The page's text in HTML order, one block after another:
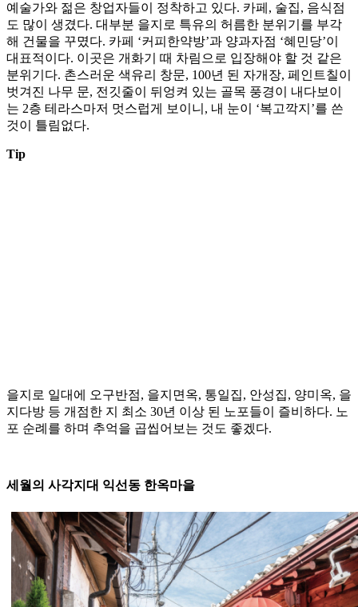
예술가와 젊은 창업자들이 정착하고 있다. 카페, 술집, 음식점
도 많이 생겼다. 대부분 을지로 특유의 허름한 분위기를 부각
해 건물을 꾸몄다. 카페 ‘커피한약방’과 양과자점 ‘혜민당’이
대표적이다. 이곳은 개화기 때 차림으로 입장해야 할 것 같은
분위기다. 촌스러운 색유리 창문, 100년 된 자개장, 페인트칠이
벗겨진 나무 문, 전깃줄이 뒤엉켜 있는 골목 풍경이 내다보이
는 2층 테라스마저 멋스럽게 보이니, 내 눈이 ‘복고깍지’를 쓴
것이 틀림없다.
Tip
을지로 일대에 오구반점, 을지면옥, 통일집, 안성집, 양미옥, 을
지다방 등 개점한 지 최소 30년 이상 된 노포들이 즐비하다. 노
포 순례를 하며 추억을 곱씹어보는 것도 좋겠다.
세월의 사각지대 익선동 한옥마을